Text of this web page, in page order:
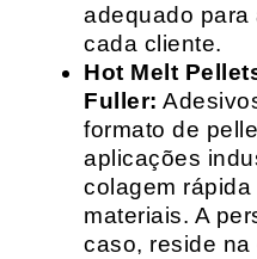
adequado
cada cliente.
Hot Melt
Fuller:
formato de
aplicações
colagem
materiais. A
caso, reside